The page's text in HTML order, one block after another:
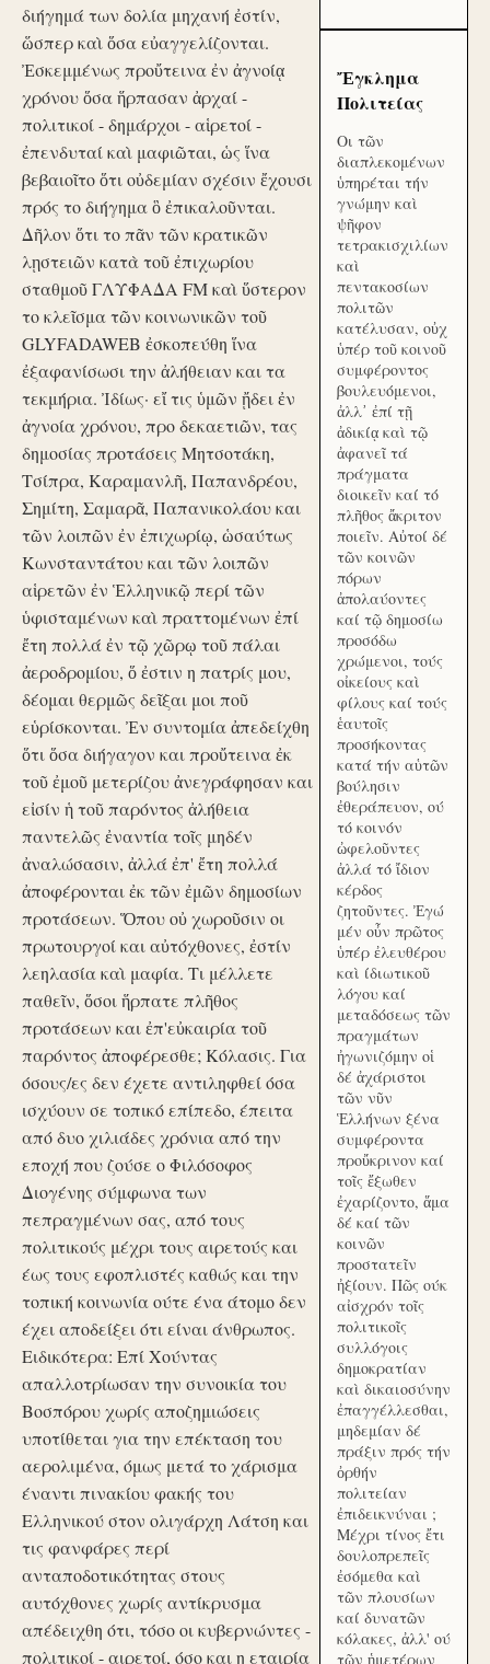
διήγημά των δολία μηχανή ἐστίν,
ὥσπερ καὶ ὅσα εὐαγγελίζονται.
Ἐσκεμμένως προὔτεινα ἐν ἀγνοίᾳ
χρόνου ὅσα ἥρπασαν ἀρχαί -
πολιτικοί - δημάρχοι - αἱρετοί -
ἐπενδυταί καὶ μαφιῶται, ὡς ἵνα
βεβαιοῖτο ὅτι οὐδεμίαν σχέσιν ἔχουσι
πρός το διήγημα ὃ ἐπικαλοῦνται.
Δῆλον ὅτι το πᾶν τῶν κρατικῶν
λῃστειῶν κατὰ τοῦ ἐπιχωρίου
σταθμοῦ ΓΛΥΦΑΔΑ FM καὶ ὕστερον
το κλεῖσμα τῶν κοινωνικῶν τοῦ
GLYFADAWEB ἐσκοπεύθη ἵνα
ἐξαφανίσωσι την ἀλήθειαν και τα
τεκμήρια. Ἰδίως· εἴ τις ὑμῶν ᾔδει ἐν
ἀγνοία χρόνου, προ δεκαετιῶν, τας
δημοσίας προτάσεις Μητσοτάκη,
Τσίπρα, Καραμανλῆ, Παπανδρέου,
Σημίτη, Σαμαρᾶ, Παπανικολάου και
τῶν λοιπῶν ἐν ἐπιχωρίῳ, ὡσαύτως
Κωνσταντάτου και τῶν λοιπῶν
αἱρετῶν ἐν Ἑλληνικῷ περί τῶν
ὑφισταμένων καὶ πραττομένων ἐπί
ἔτη πολλά ἐν τῷ χῶρῳ τοῦ πάλαι
ἀεροδρομίου, ὅ ἐστιν η πατρίς μου,
δέομαι θερμῶς δεῖξαι μοι ποῦ
εὑρίσκονται. Ἐν συντομία ἀπεδείχθη
ὅτι ὅσα διήγαγον και προὔτεινα ἐκ
τοῦ ἐμοῦ μετερίζου ἀνεγράφησαν και
εἰσίν ἡ τοῦ παρόντος ἀλήθεια
παντελῶς ἐναντία τοῖς μηδέν
ἀναλώσασιν, ἀλλά ἐπ' ἔτη πολλά
ἀποφέρονται ἐκ τῶν ἐμῶν δημοσίων
προτάσεων. Ὅπου οὐ χωροῦσιν οι
πρωτουργοί και αὐτόχθονες, ἐστίν
λεηλασία καὶ μαφία. Τι μέλλετε
παθεῖν, ὅσοι ἥρπατε πλῆθος
προτάσεων και ἐπ'εὐκαιρία τοῦ
παρόντος ἀποφέρεσθε; Κόλασις. Για
όσους/ες δεν έχετε αντιληφθεί όσα
ισχύουν σε τοπικό επίπεδο, έπειτα
από δυο χιλιάδες χρόνια από την
εποχή που ζούσε ο Φιλόσοφος
Διογένης σύμφωνα των
πεπραγμένων σας, από τους
πολιτικούς μέχρι τους αιρετούς και
έως τους εφοπλιστές καθώς και την
τοπική κοινωνία ούτε ένα άτομο δεν
έχει αποδείξει ότι είναι άνθρωπος.
Ειδικότερα: Επί Χούντας
απαλλοτρίωσαν την συνοικία του
Βοσπόρου χωρίς αποζημιώσεις
υποτίθεται για την επέκταση του
αερολιμένα, όμως μετά το χάρισμα
έναντι πινακίου φακής του
Ελληνικού στον ολιγάρχη Λάτση και
τις φανφάρες περί
ανταποδοτικότητας στους
αυτόχθονες χωρίς αντίκρυσμα
απέδειχθη ότι, τόσο οι κυβερνώντες -
πολιτικοί - αιρετοί, όσο και η εταιρία
Ἔγκλημα
Πολιτείας
Οι τῶν
διαπλεκομένων
ὑπηρέται τήν
γνώμην καὶ
ψῆφον
τετρακισχιλίων
καὶ
πεντακοσίων
πολιτῶν
κατέλυσαν, οὐχ
ὑπέρ τοῦ κοινοῦ
συμφέροντος
βουλευόμενοι,
ἀλλ᾽ ἐπί τῇ
ἀδικίᾳ καὶ τῷ
ἀφανεῖ τά
πράγματα
διοικεῖν καί τό
πλῆθος ἄκριτον
ποιεῖν. Αὐτοί δέ
τῶν κοινῶν
πόρων
ἀπολαύοντες
καί τῷ δημοσίω
προσόδω
χρώμενοι, τούς
οἰκείους καὶ
φίλους καί τούς
ἑαυτοῖς
προσήκοντας
κατά τήν αὑτῶν
βούλησιν
ἐθεράπευον, ού
τό κοινόν
ὠφελοῦντες
ἀλλά τό ἴδιον
κέρδος
ζητοῦντες. Ἐγώ
μέν οὖν πρῶτος
ὑπέρ ἐλευθέρου
καὶ ίδιωτικοῦ
λόγου καί
μεταδόσεως τῶν
πραγμάτων
ἠγωνιζόμην οἱ
δέ ἀχάριστοι
τῶν νῦν
Ἑλλήνων ξένα
συμφέροντα
προὔκρινον καί
τοῖς ἔξωθεν
ἐχαρίζοντο, ἅμα
δέ καί τῶν
κοινῶν
προστατεῖν
ἠξίουν. Πῶς ούκ
αἰσχρόν τοῖς
πολιτικοῖς
συλλόγοις
δημοκρατίαν
καὶ δικαιοσύνην
ἐπαγγέλλεσθαι,
μηδεμίαν δέ
πράξιν πρός τήν
ὀρθήν
πολιτείαν
ἐπιδεικνύναι ;
Μέχρι τίνος ἔτι
δουλοπρεπεῖς
ἐσόμεθα καὶ
τῶν πλουσίων
καί δυνατῶν
κόλακες, ἀλλ' ού
τῶν ἡμετέρων